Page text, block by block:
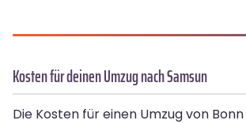
Kosten für deinen Umzug nach Samsun
Die Kosten für einen Umzug von